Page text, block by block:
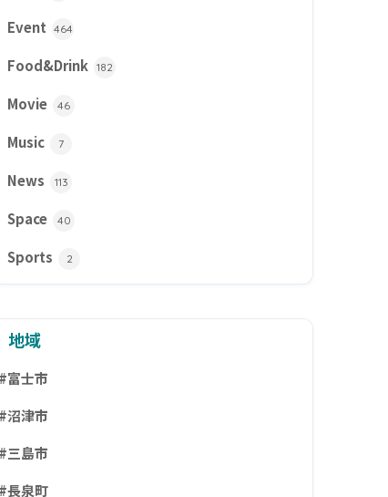
Event 464
Food&Drink 182
Movie 46
Music 7
News 113
Space 40
Sports 2
地域
#富士市
#沼津市
#三島市
#長泉町